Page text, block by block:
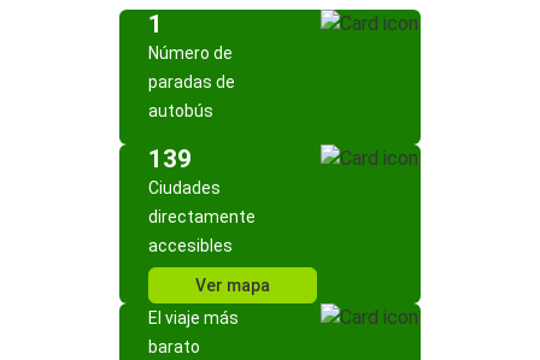
1
Número de
paradas de
autobús
139
Ciudades
directamente
accesibles
Ver mapa
El viaje más
barato